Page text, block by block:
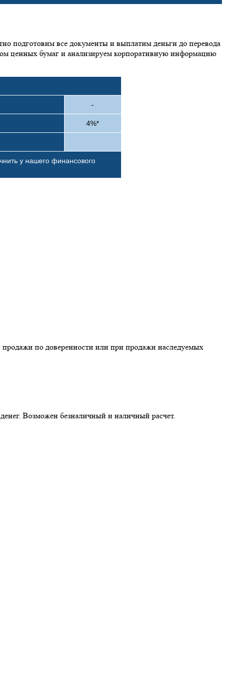
подготовим все документы и выплатим деньги до перевода
ценных бумаг и анализируем корпоративную информацию
-
4%*
у нашего финансового
по доверенности или при продажи наследуемых
Возможен безналичный и наличный расчет.